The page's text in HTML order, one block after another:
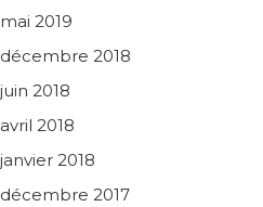
mai 2019
décembre 2018
juin 2018
avril 2018
janvier 2018
décembre 2017